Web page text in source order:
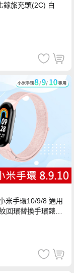
鎵旅充頭(2C) 白
米手環10/9/8 通用
回環替換手環錶帶-